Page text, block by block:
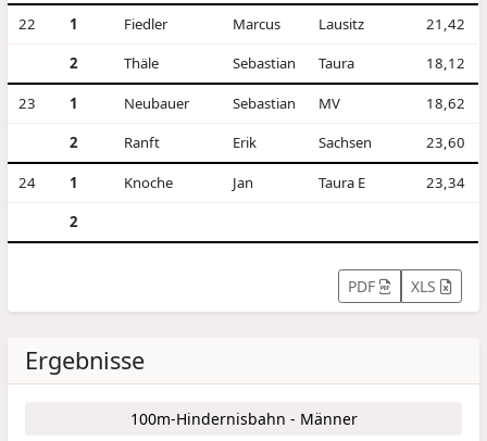
22 1 Fiedler Marcus Lausitz
21,42
2
Thäle Sebastian Taura 18,12
23 1 Neubauer Sebastian MV
18,62
2
Ranft Erik Sachsen 23,60
24 1 Knoche Jan Taura E
23,34
2
PDF XLS
Ergebnisse
100m-Hindernisbahn - Männer